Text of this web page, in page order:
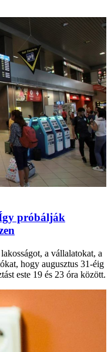
próbálják
a vállalatokat, a
hogy augusztus 31-éig
este 19 és 23 óra között.